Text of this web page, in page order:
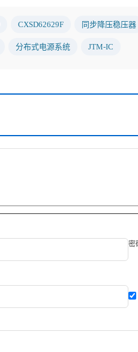
CXSD62629F 同步降压稳压器
分布式电源系统 JTM-IC
密